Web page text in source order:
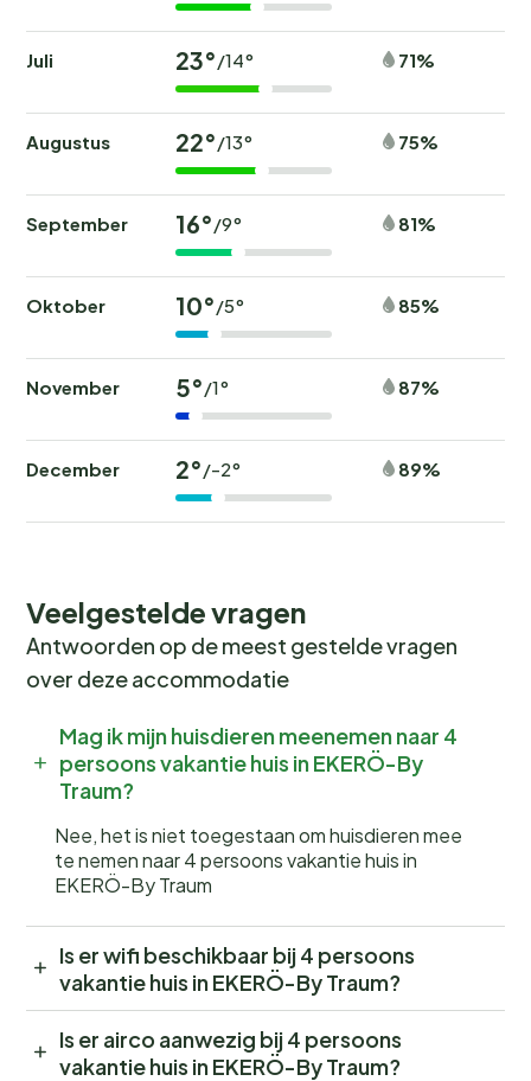
Juli 23°/14° 71%
Augustus 22°/13° 75%
September 16°/9° 81%
Oktober 10°/5° 85%
November 5°/1° 87%
December 2°/-2° 89%
Veelgestelde vragen
Antwoorden op de meest gestelde vragen
over deze accommodatie
Mag ik mijn huisdieren meenemen naar 4
persoons vakantie huis in EKERÖ-By
Traum?
Nee, het is niet toegestaan om huisdieren mee
te nemen naar 4 persoons vakantie huis in
EKERÖ-By Traum
Is er wifi beschikbaar bij 4 persoons
vakantie huis in EKERÖ-By Traum?
Is er airco aanwezig bij 4 persoons
vakantie huis in EKERÖ-By Traum?